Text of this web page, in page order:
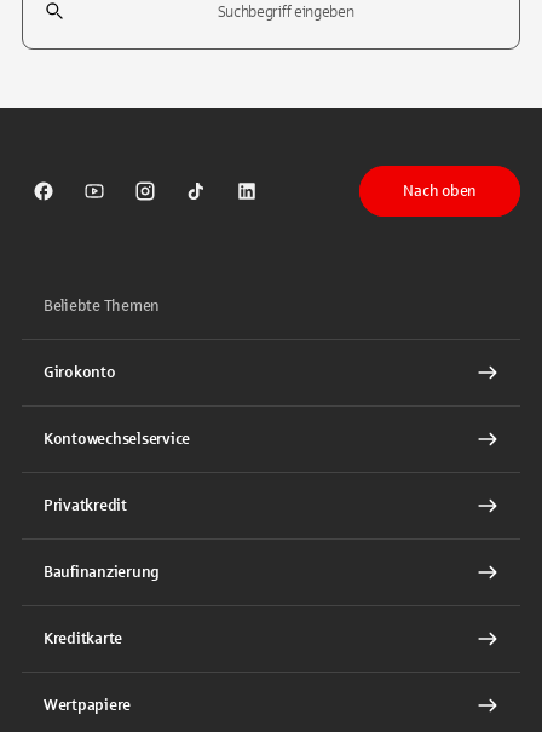
Sparkasse auf Facebook
Sparkasse auf Youtube
Sparkasse auf Instagram
Sparkasse auf TikTok
Sparkasse auf LinkedIn
Nach oben
Beliebte Themen
Girokonto
Kontowechselservice
Privatkredit
Baufinanzierung
Kreditkarte
Wertpapiere